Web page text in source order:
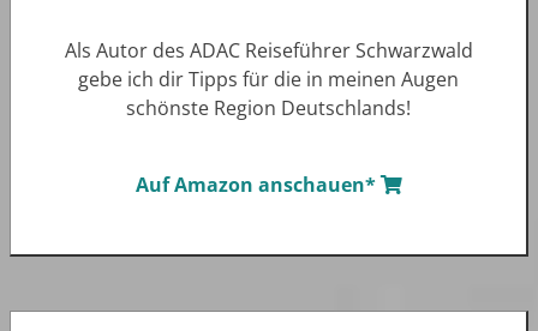
Als Autor des ADAC Reiseführer Schwarzwald
gebe ich dir Tipps für die in meinen Augen
schönste Region Deutschlands!
Auf Amazon anschauen*